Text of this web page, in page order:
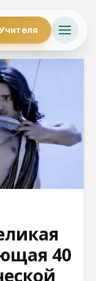
40